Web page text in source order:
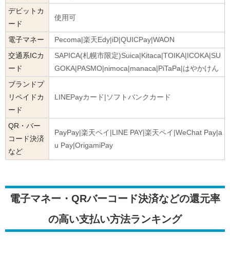
デビットカ
ード
使用可
電子マネー
Pecoma|楽天Edy|iD|QUICPay|WAON
交通系ICカ
ード
SAPICA(札幌市限定)Suica|Kitaca|TOIKA|ICOKA|SU
GOKA|PASMO|nimoca|manaca|PiTaPa|はやかけん
ブランドプ
リペイドカ
ード
LINEPayカード|ソフトバンクカード
QR・バー
コード決済
など
PayPay|楽天ペイ|LINE PAY|楽天ペイ|WeChat Pay|a
u Pay|OrigamiPay
電子マネー・QRバーコード決済などの還元率
の高い支払い方法ランキング